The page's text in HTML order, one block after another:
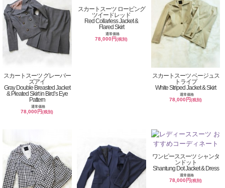
スカートスーツ グレーバー
ズアイ
Gray Double Breasted Jacket
& Pleated Skirt in Bird’s Eye
Pattern
通常価格
78,000円(税別)
スカートスーツ ロービング
ツイードレッド
Red Collarless Jacket &
Flared Skirt
通常価格
78,000円(税別)
スカートスーツ ベージュス
トライプ
White Striped Jacket & Skirt
通常価格
78,000円(税別)
ワンピーススーツ シャンタ
ンドット
Shantung Dot Jacket & Dress
通常価格
78,000円(税別)